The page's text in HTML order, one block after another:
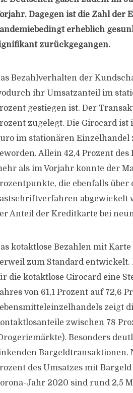
Dagegen ist die Zahl der
erheblich
zurückgegangen.
Bezahlverhalten der
ihr Umsatzanteil im
gestiegen ist. Der
zugelegt. Die Girocard
im stationären
Allein 42,4 Prozent
als im Vorjahr konnte der
die ebenfalls
abgewickelt
Anteil der Kreditkarte bei
kotaktlose Bezahlen mit
zum Standard
die kotaktlose Girocard eine
von 61,1 Prozent auf 72,6
zeigt
zwischen 78
Besonders
Bargeldtransaktionen.
des Umsatzes mit
Jahr 2020 sind rund 2,5